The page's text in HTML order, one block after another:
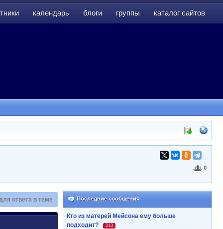
календарь блоги группы каталог сайтов
0
Последние сообщения
Кто из матерей Мейсона ему больше
подходит?
213
ответа в теме